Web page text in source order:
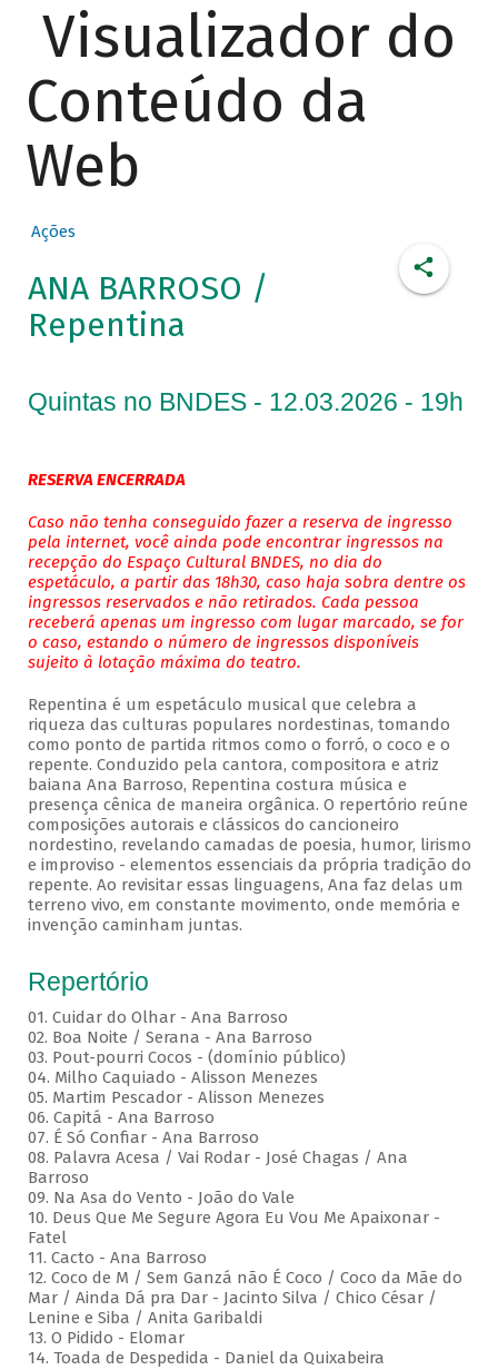
Visualizador do
Conteúdo da
Web
Ações
ANA BARROSO /
Repentina
Quintas no BNDES - 12.03.2026 - 19h
RESERVA ENCERRADA
Caso não tenha conseguido fazer a reserva de ingresso
pela internet, você ainda pode encontrar ingressos na
recepção do Espaço Cultural BNDES, no dia do
espetáculo, a partir das 18h30, caso haja sobra dentre os
ingressos reservados e não retirados. Cada pessoa
receberá apenas um ingresso com lugar marcado, se for
o caso, estando o número de ingressos disponíveis
sujeito à lotação máxima do teatro.
Repentina é um espetáculo musical que celebra a
riqueza das culturas populares nordestinas, tomando
como ponto de partida ritmos como o forró, o coco e o
repente. Conduzido pela cantora, compositora e atriz
baiana Ana Barroso, Repentina costura música e
presença cênica de maneira orgânica. O repertório reúne
composições autorais e clássicos do cancioneiro
nordestino, revelando camadas de poesia, humor, lirismo
e improviso - elementos essenciais da própria tradição do
repente. Ao revisitar essas linguagens, Ana faz delas um
terreno vivo, em constante movimento, onde memória e
invenção caminham juntas.
Repertório
01. Cuidar do Olhar - Ana Barroso
02. Boa Noite / Serana - Ana Barroso
03. Pout-pourri Cocos - (domínio público)
04. Milho Caquiado - Alisson Menezes
05. Martim Pescador - Alisson Menezes
06. Capitá - Ana Barroso
07. É Só Confiar - Ana Barroso
08. Palavra Acesa / Vai Rodar - José Chagas / Ana
Barroso
09. Na Asa do Vento - João do Vale
10. Deus Que Me Segure Agora Eu Vou Me Apaixonar -
Fatel
11. Cacto - Ana Barroso
12. Coco de M / Sem Ganzá não É Coco / Coco da Mãe do
Mar / Ainda Dá pra Dar - Jacinto Silva / Chico César /
Lenine e Siba / Anita Garibaldi
13. O Pidido - Elomar
14. Toada de Despedida - Daniel da Quixabeira